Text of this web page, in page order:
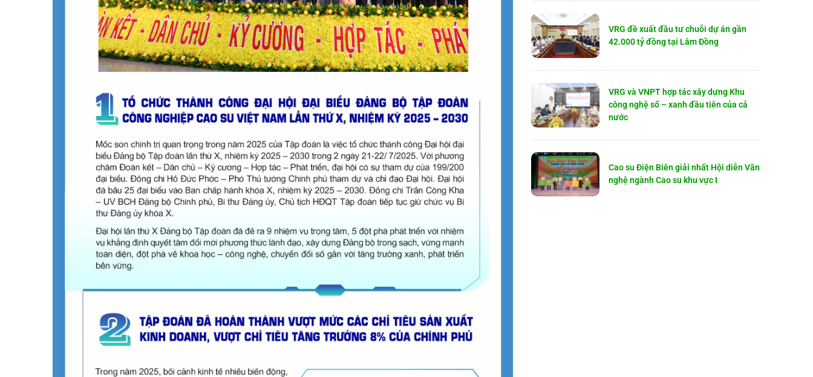
VRG đề xuất đầu tư chuỗi dự án gần
42.000 tỷ đồng tại Lâm Đồng
VRG và VNPT hợp tác xây dựng Khu
công nghệ số – xanh đầu tiên của cả
nước
Cao su Điện Biên giải nhất Hội diễn Văn
nghệ ngành Cao su khu vực I
Tìm
kiếm...